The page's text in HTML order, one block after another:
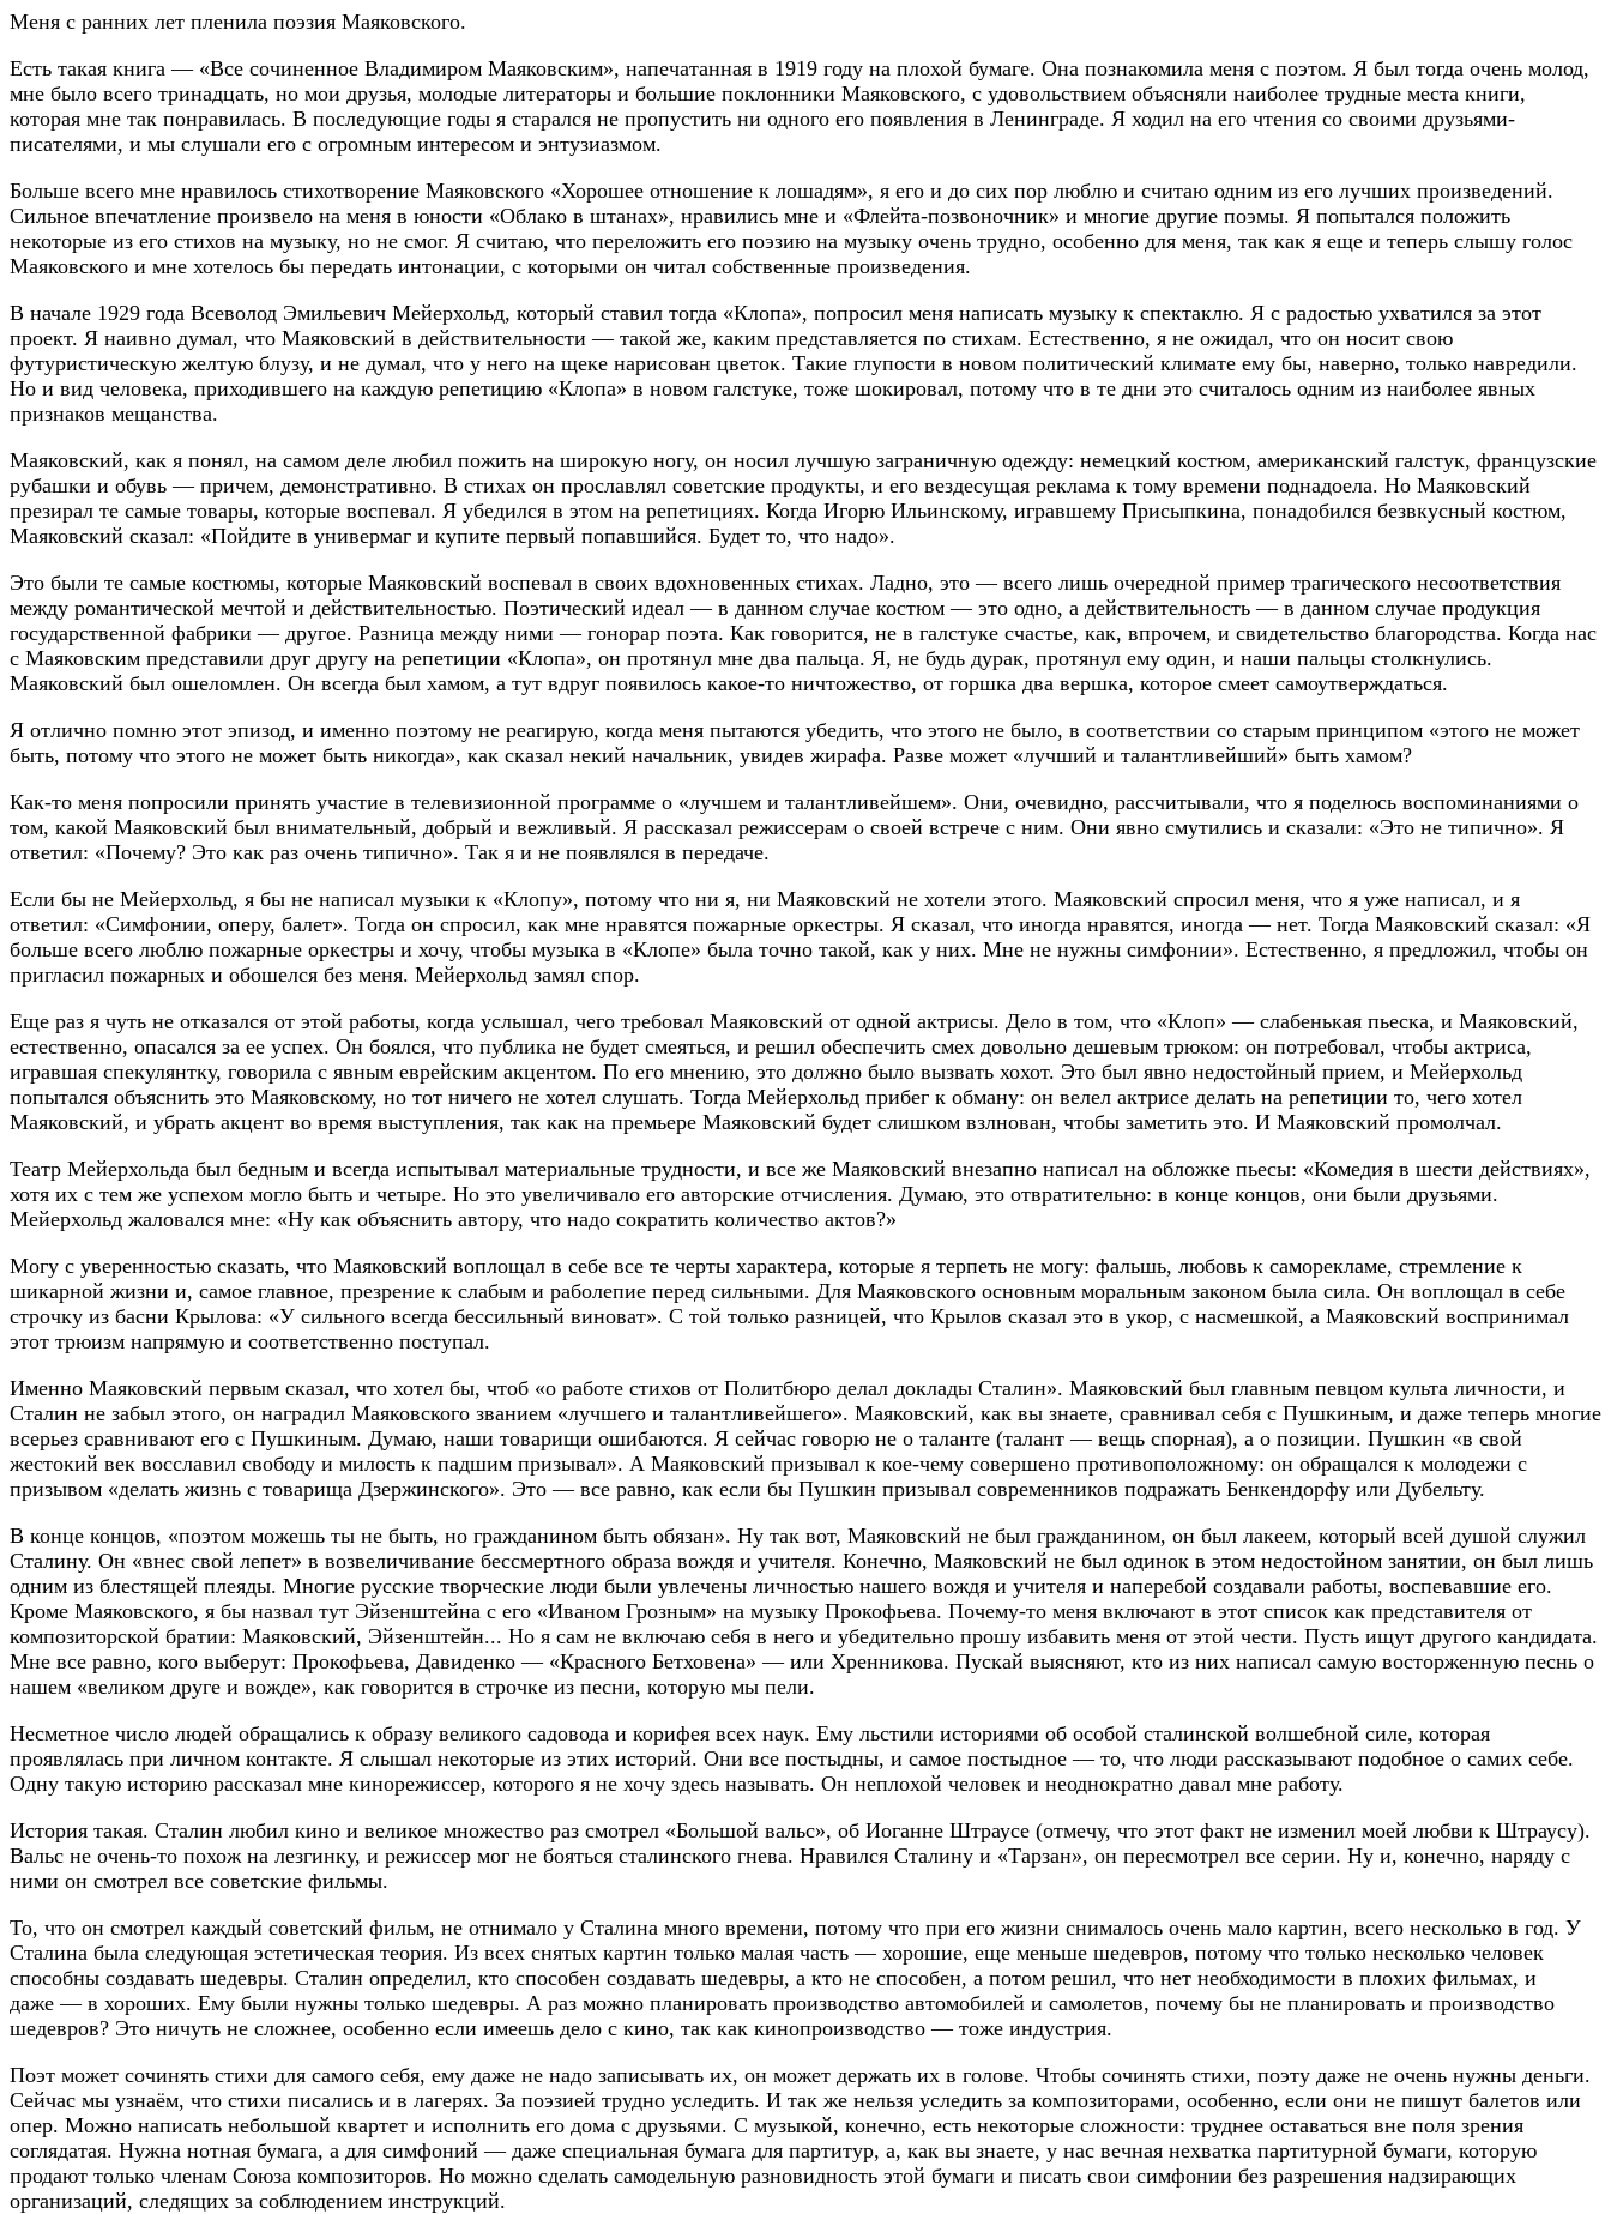
Меня с ранних лет пленила поэзия Маяковского.
Есть такая книга — «Все сочиненное Владимиром Маяковским», напечатанная в 1919 году на плохой бумаге. Она познакомила меня с поэтом. Я был тогда очень молод,
мне было всего тринадцать, но мои друзья, молодые литераторы и большие поклонники Маяковского, с удовольствием объясняли наиболее трудные места книги,
которая мне так понравилась. В последующие годы я старался не пропустить ни одного его появления в Ленинграде. Я ходил на его чтения со своими друзьями-
писателями, и мы слушали его с огромным интересом и энтузиазмом.
Больше всего мне нравилось стихотворение Маяковского «Хорошее отношение к лошадям», я его и до сих пор люблю и считаю одним из его лучших произведений.
Сильное впечатление произвело на меня в юности «Облако в штанах», нравились мне и «Флейта-позвоночник» и многие другие поэмы. Я попытался положить
некоторые из его стихов на музыку, но не смог. Я считаю, что переложить его поэзию на музыку очень трудно, особенно для меня, так как я еще и теперь слышу голос
Маяковского и мне хотелось бы передать интонации, с которыми он читал собственные произведения.
В начале 1929 года Всеволод Эмильевич Мейерхольд, который ставил тогда «Клопа», попросил меня написать музыку к спектаклю. Я с радостью ухватился за этот
проект. Я наивно думал, что Маяковский в действительности — такой же, каким представляется по стихам. Естественно, я не ожидал, что он носит свою
футуристическую желтую блузу, и не думал, что у него на щеке нарисован цветок. Такие глупости в новом политический климате ему бы, наверно, только навредили.
Но и вид человека, приходившего на каждую репетицию «Клопа» в новом галстуке, тоже шокировал, потому что в те дни это считалось одним из наиболее явных
признаков мещанства.
Маяковский, как я понял, на самом деле любил пожить на широкую ногу, он носил лучшую заграничную одежду: немецкий костюм, американский галстук, французские
рубашки и обувь — причем, демонстративно. В стихах он прославлял советские продукты, и его вездесущая реклама к тому времени поднадоела. Но Маяковский
презирал те самые товары, которые воспевал. Я убедился в этом на репетициях. Когда Игорю Ильинскому, игравшему Присыпкина, понадобился безвкусный костюм,
Маяковский сказал: «Пойдите в универмаг и купите первый попавшийся. Будет то, что надо».
Это были те самые костюмы, которые Маяковский воспевал в своих вдохновенных стихах. Ладно, это — всего лишь очередной пример трагического несоответствия
между романтической мечтой и действительностью. Поэтический идеал — в данном случае костюм — это одно, а действительность — в данном случае продукция
государственной фабрики — другое. Разница между ними — гонорар поэта. Как говорится, не в галстуке счастье, как, впрочем, и свидетельство благородства. Когда нас
с Маяковским представили друг другу на репетиции «Клопа», он протянул мне два пальца. Я, не будь дурак, протянул ему один, и наши пальцы столкнулись.
Маяковский был ошеломлен. Он всегда был хамом, а тут вдруг появилось какое-то ничтожество, от горшка два вершка, которое смеет самоутверждаться.
Я отлично помню этот эпизод, и именно поэтому не реагирую, когда меня пытаются убедить, что этого не было, в соответствии со старым принципом «этого не может
быть, потому что этого не может быть никогда», как сказал некий начальник, увидев жирафа. Разве может «лучший и талантливейший» быть хамом?
Как-то меня попросили принять участие в телевизионной программе о «лучшем и талантливейшем». Они, очевидно, рассчитывали, что я поделюсь воспоминаниями о
том, какой Маяковский был внимательный, добрый и вежливый. Я рассказал режиссерам о своей встрече с ним. Они явно смутились и сказали: «Это не типично». Я
ответил: «Почему? Это как раз очень типично». Так я и не появлялся в передаче.
Если бы не Мейерхольд, я бы не написал музыки к «Клопу», потому что ни я, ни Маяковский не хотели этого. Маяковский спросил меня, что я уже написал, и я
ответил: «Симфонии, оперу, балет». Тогда он спросил, как мне нравятся пожарные оркестры. Я сказал, что иногда нравятся, иногда — нет. Тогда Маяковский сказал: «Я
больше всего люблю пожарные оркестры и хочу, чтобы музыка в «Клопе» была точно такой, как у них. Мне не нужны симфонии». Естественно, я предложил, чтобы он
пригласил пожарных и обошелся без меня. Мейерхольд замял спор.
Еще раз я чуть не отказался от этой работы, когда услышал, чего требовал Маяковский от одной актрисы. Дело в том, что «Клоп» — слабенькая пьеска, и Маяковский,
естественно, опасался за ее успех. Он боялся, что публика не будет смеяться, и решил обеспечить смех довольно дешевым трюком: он потребовал, чтобы актриса,
игравшая спекулянтку, говорила с явным еврейским акцентом. По его мнению, это должно было вызвать хохот. Это был явно недостойный прием, и Мейерхольд
попытался объяснить это Маяковскому, но тот ничего не хотел слушать. Тогда Мейерхольд прибег к обману: он велел актрисе делать на репетиции то, чего хотел
Маяковский, и убрать акцент во время выступления, так как на премьере Маяковский будет слишком взлнован, чтобы заметить это. И Маяковский промолчал.
Театр Мейерхольда был бедным и всегда испытывал материальные трудности, и все же Маяковский внезапно написал на обложке пьесы: «Комедия в шести действиях»,
хотя их с тем же успехом могло быть и четыре. Но это увеличивало его авторские отчисления. Думаю, это отвратительно: в конце концов, они были друзьями.
Мейерхольд жаловался мне: «Ну как объяснить автору, что надо сократить количество актов?»
Могу с уверенностью сказать, что Маяковский воплощал в себе все те черты характера, которые я терпеть не могу: фальшь, любовь к саморекламе, стремление к
шикарной жизни и, самое главное, презрение к слабым и раболепие перед сильными. Для Маяковского основным моральным законом была сила. Он воплощал в себе
строчку из басни Крылова: «У сильного всегда бессильный виноват». С той только разницей, что Крылов сказал это в укор, с насмешкой, а Маяковский воспринимал
этот трюизм напрямую и соответственно поступал.
Именно Маяковский первым сказал, что хотел бы, чтоб «о работе стихов от Политбюро делал доклады Сталин». Маяковский был главным певцом культа личности, и
Сталин не забыл этого, он наградил Маяковского званием «лучшего и талантливейшего». Маяковский, как вы знаете, сравнивал себя с Пушкиным, и даже теперь многие
всерьез сравнивают его с Пушкиным. Думаю, наши товарищи ошибаются. Я сейчас говорю не о таланте (талант — вещь спорная), а о позиции. Пушкин «в свой
жестокий век восславил свободу и милость к падшим призывал». А Маяковский призывал к кое-чему совершено противоположному: он обращался к молодежи с
призывом «делать жизнь с товарища Дзержинского». Это — все равно, как если бы Пушкин призывал современников подражать Бенкендорфу или Дубельту.
В конце концов, «поэтом можешь ты не быть, но гражданином быть обязан». Ну так вот, Маяковский не был гражданином, он был лакеем, который всей душой служил
Сталину. Он «внес свой лепет» в возвеличивание бессмертного образа вождя и учителя. Конечно, Маяковский не был одинок в этом недостойном занятии, он был лишь
одним из блестящей плеяды. Многие русские творческие люди были увлечены личностью нашего вождя и учителя и наперебой создавали работы, воспевавшие его.
Кроме Маяковского, я бы назвал тут Эйзенштейна с его «Иваном Грозным» на музыку Прокофьева. Почему-то меня включают в этот список как представителя от
композиторской братии: Маяковский, Эйзенштейн... Но я сам не включаю себя в него и убедительно прошу избавить меня от этой чести. Пусть ищут другого кандидата.
Мне все равно, кого выберут: Прокофьева, Давиденко — «Красного Бетховена» — или Хренникова. Пускай выясняют, кто из них написал самую восторженную песнь о
нашем «великом друге и вожде», как говорится в строчке из песни, которую мы пели.
Несметное число людей обращались к образу великого садовода и корифея всех наук. Ему льстили историями об особой сталинской волшебной силе, которая
проявлялась при личном контакте. Я слышал некоторые из этих историй. Они все постыдны, и самое постыдное — то, что люди рассказывают подобное о самих себе.
Одну такую историю рассказал мне кинорежиссер, которого я не хочу здесь называть. Он неплохой человек и неоднократно давал мне работу.
История такая. Сталин любил кино и великое множество раз смотрел «Большой вальс», об Иоганне Штраусе (отмечу, что этот факт не изменил моей любви к Штраусу).
Вальс не очень-то похож на лезгинку, и режиссер мог не бояться сталинского гнева. Нравился Сталину и «Тарзан», он пересмотрел все серии. Ну и, конечно, наряду с
ними он смотрел все советские фильмы.
То, что он смотрел каждый советский фильм, не отнимало у Сталина много времени, потому что при его жизни снималось очень мало картин, всего несколько в год. У
Сталина была следующая эстетическая теория. Из всех снятых картин только малая часть — хорошие, еще меньше шедевров, потому что только несколько человек
способны создавать шедевры. Сталин определил, кто способен создавать шедевры, а кто не способен, а потом решил, что нет необходимости в плохих фильмах, и
даже — в хороших. Ему были нужны только шедевры. А раз можно планировать производство автомобилей и самолетов, почему бы не планировать и производство
шедевров? Это ничуть не сложнее, особенно если имеешь дело с кино, так как кинопроизводство — тоже индустрия.
Поэт может сочинять стихи для самого себя, ему даже не надо записывать их, он может держать их в голове. Чтобы сочинять стихи, поэту даже не очень нужны деньги.
Сейчас мы узнаём, что стихи писались и в лагерях. За поэзией трудно уследить. И так же нельзя уследить за композиторами, особенно, если они не пишут балетов или
опер. Можно написать небольшой квартет и исполнить его дома с друзьями. С музыкой, конечно, есть некоторые сложности: труднее оставаться вне поля зрения
соглядатая. Нужна нотная бумага, а для симфоний — даже специальная бумага для партитур, а, как вы знаете, у нас вечная нехватка партитурной бумаги, которую
продают только членам Союза композиторов. Но можно сделать самодельную разновидность этой бумаги и писать свои симфонии без разрешения надзирающих
организаций, следящих за соблюдением инструкций.